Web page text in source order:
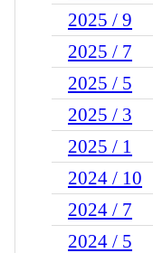
2025 / 9
2025 / 7
2025 / 5
2025 / 3
2025 / 1
2024 / 10
2024 / 7
2024 / 5